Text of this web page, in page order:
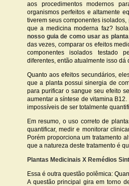
aos procedimentos modernos
organismos perfeitos e altamente
tiverem seus componentes
que a medicina moderna faz?
nosso guia de como usar as
das vezes, comparar os efeitos
componentes isolados testado
diferentes, então atualmente isso
Quanto aos efeitos secundários,
que a planta possui sinergia de
para purificar o sangue seu efeito
aumentar a síntese de vitamina
impossíveis de ser totalmente
Em resumo, o uso correto de
quantificar, medir e monitorar
Porém proporciona um tratamento
que a natureza deste tratamento é
Plantas Medicinais X Remédios
Essa é outra questão polêmica:
A questão principal gira em torno